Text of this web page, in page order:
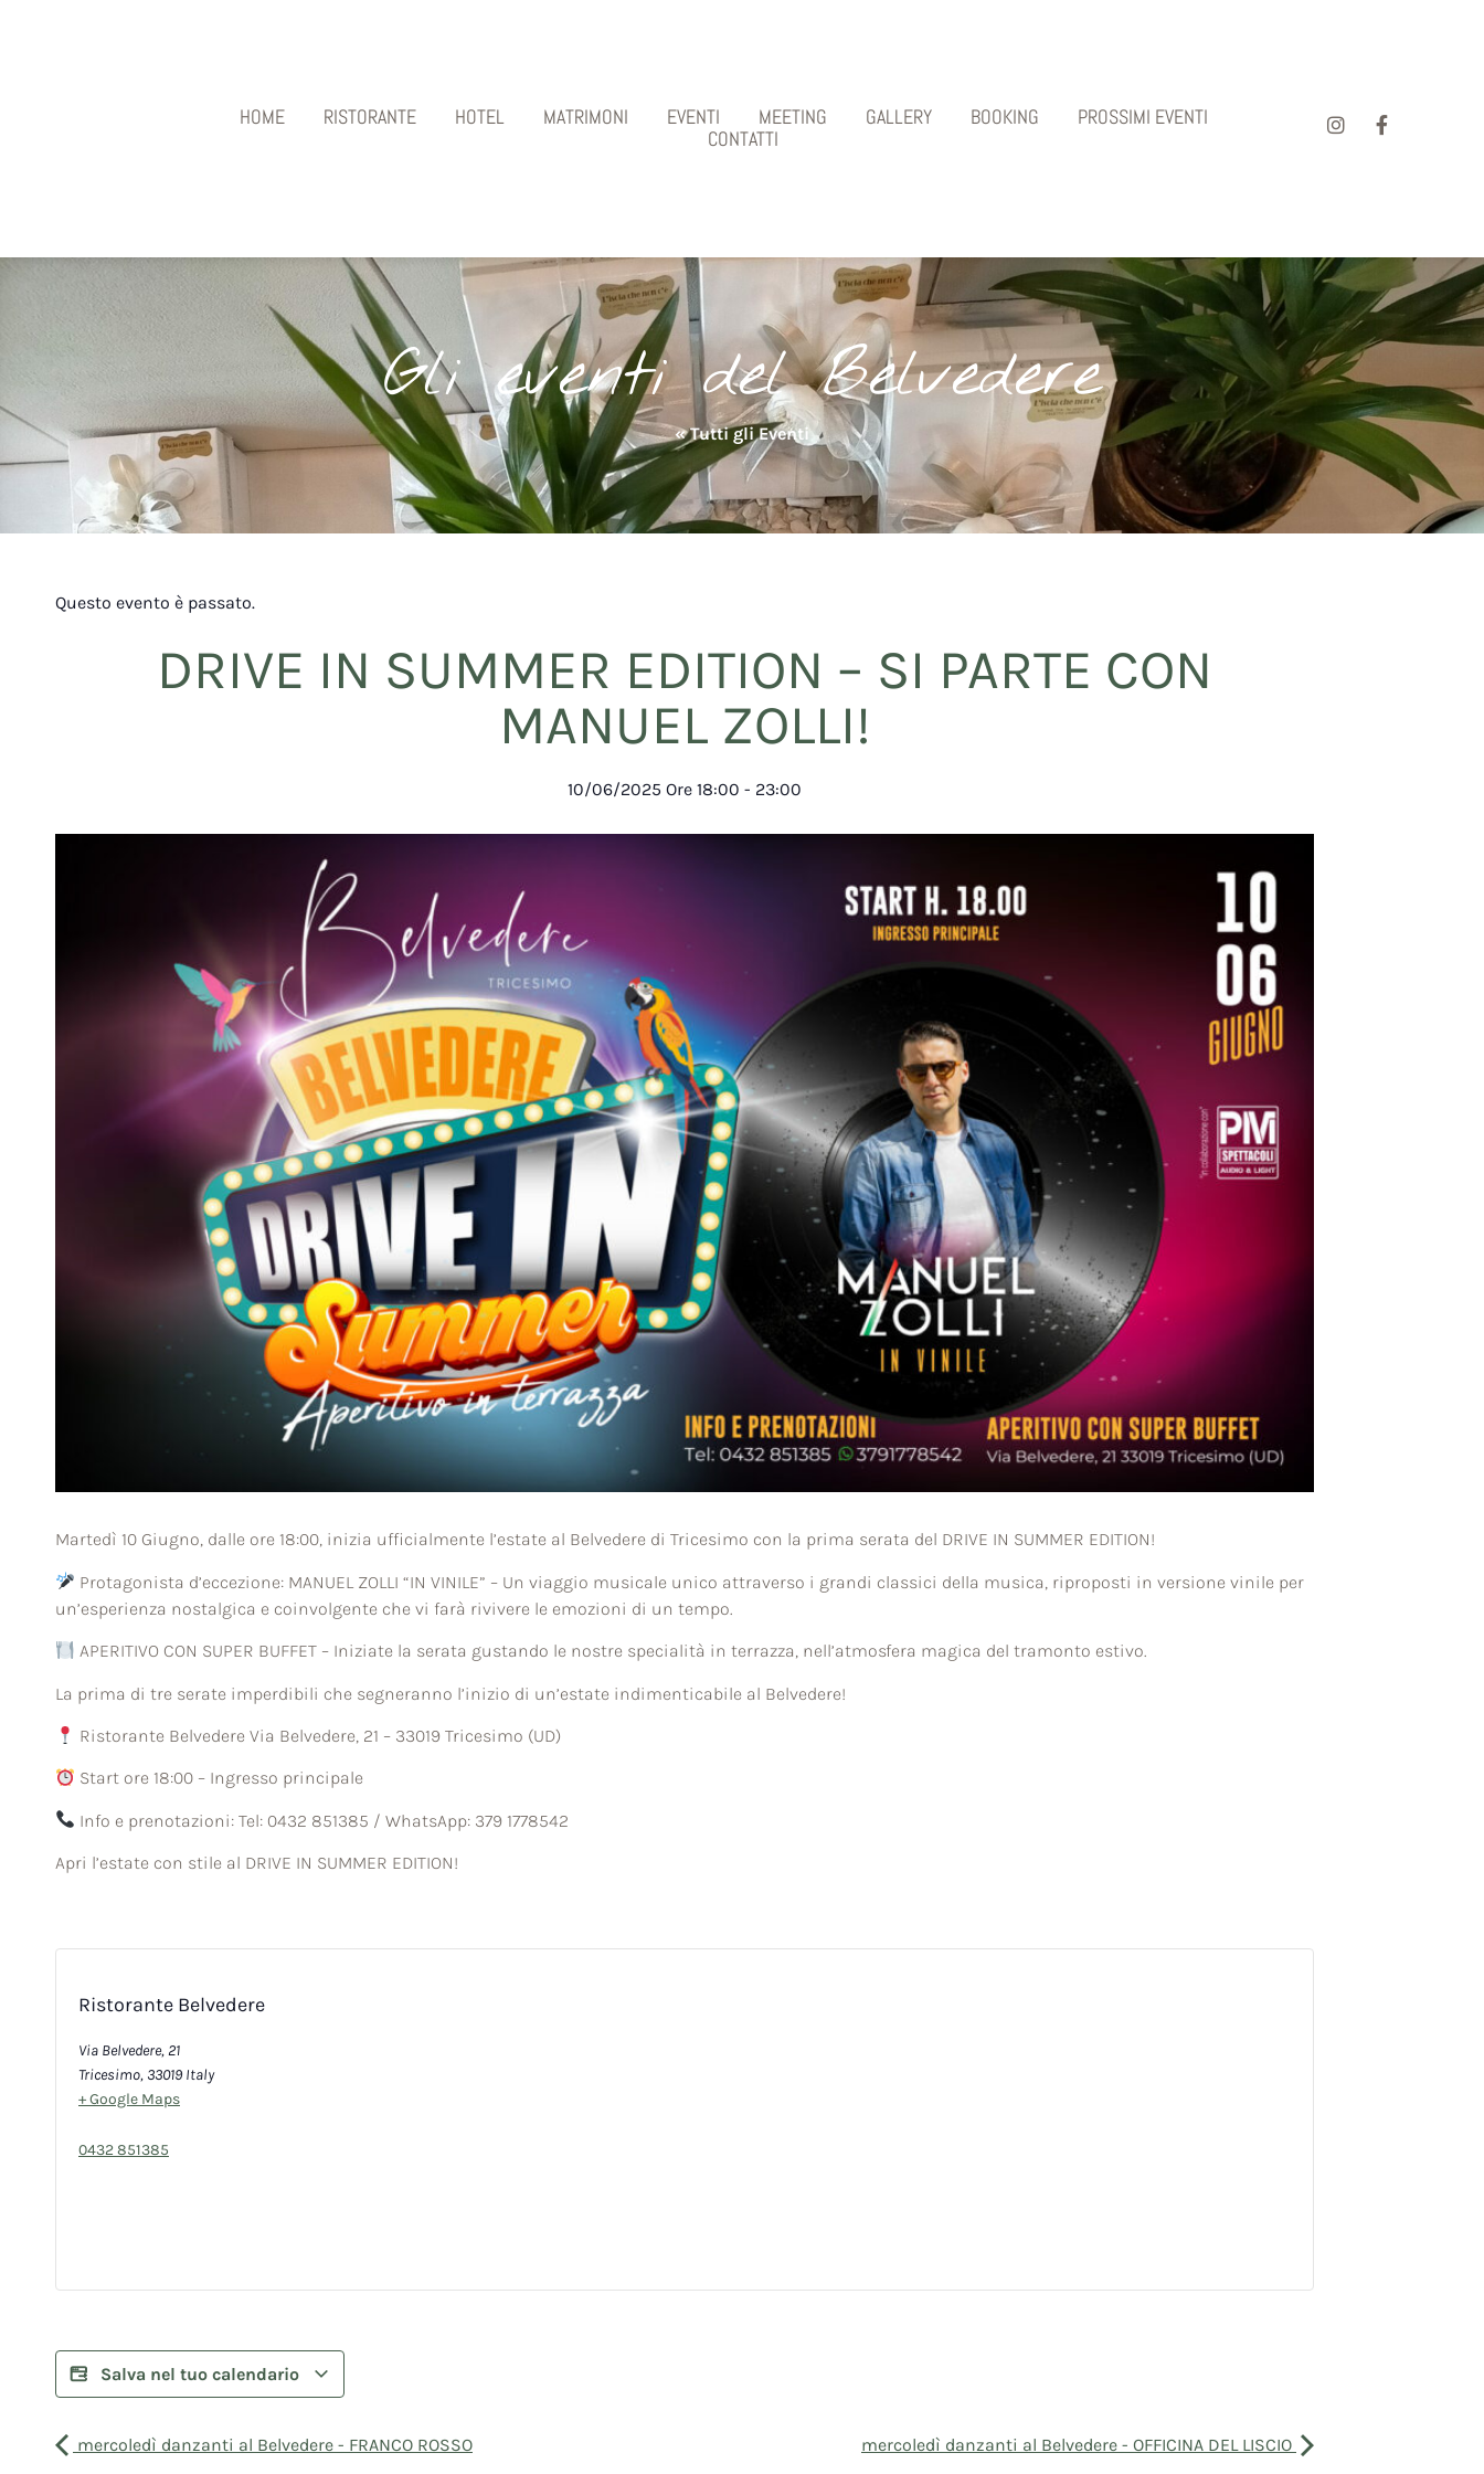
HOME RISTORANTE HOTEL MATRIMONI EVENTI MEETING GALLERY BOOKING
PROSSIMI EVENTI
CONTATTI
Gli eventi del Belvedere
« Tutti gli Eventi
Questo evento è passato.
DRIVE IN SUMMER EDITION – SI PARTE CON
MANUEL ZOLLI!
10/06/2025 Ore 18:00 - 23:00
Martedì 10 Giugno, dalle ore 18:00, inizia ufficialmente l’estate al Belvedere di Tricesimo con la prima serata del DRIVE IN SUMMER EDITION!
Protagonista d’eccezione: MANUEL ZOLLI “IN VINILE” – Un viaggio musicale unico attraverso i grandi classici della musica, riproposti in versione vinile per
un’esperienza nostalgica e coinvolgente che vi farà rivivere le emozioni di un tempo.
APERITIVO CON SUPER BUFFET – Iniziate la serata gustando le nostre specialità in terrazza, nell’atmosfera magica del tramonto estivo.
La prima di tre serate imperdibili che segneranno l’inizio di un’estate indimenticabile al Belvedere!
Ristorante Belvedere Via Belvedere, 21 – 33019 Tricesimo (UD)
Start ore 18:00 – Ingresso principale
Info e prenotazioni: Tel: 0432 851385 / WhatsApp: 379 1778542
Apri l’estate con stile al DRIVE IN SUMMER EDITION!
Ristorante Belvedere
Via Belvedere, 21
Tricesimo, 33019 Italy
+ Google Maps
0432 851385
Salva nel tuo calendario
mercoledì danzanti al Belvedere - FRANCO ROSSO mercoledì danzanti al Belvedere - OFFICINA DEL LISCIO